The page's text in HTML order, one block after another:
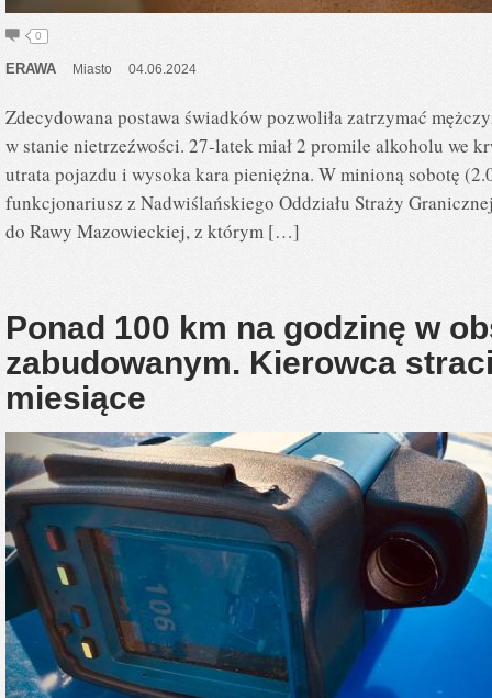
0
ERAWA Miasto 04.06.2024
Zdecydowana postawa świadków pozwoliła zatrzymać
w stanie nietrzeźwości. 27-latek miał 2 promile alkoholu we
utrata pojazdu i wysoka kara pieniężna. W minioną sobotę
funkcjonariusz z Nadwiślańskiego Oddziału Straży
do Rawy Mazowieckiej, z którym […]
Ponad 100 km na godzinę w
zabudowanym. Kierowca
miesiące